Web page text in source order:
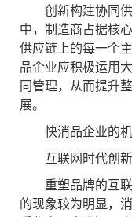
创新构建协同供
中，制造商占据核
供应链上的每一个
品企业应积极运用
同管理，从而提升
展。
快消品企业的机
互联网时代创新
重塑品牌的互联
的现象较为明显，